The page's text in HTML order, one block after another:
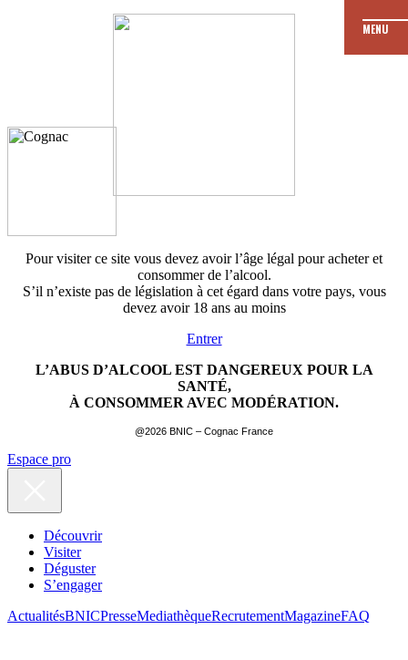
Pour visiter ce site vous devez avoir l’âge légal pour acheter et
consommer de l’alcool.
S’il n’existe pas de législation à cet égard dans votre pays, vous
devez avoir 18 ans au moins
Entrer
L’ABUS D’ALCOOL EST DANGEREUX POUR LA
SANTÉ,
À CONSOMMER AVEC MODÉRATION.
@2026 BNIC – Cognac France
MENU
Espace pro
Découvrir
Visiter
Déguster
S’engager
ActualitésBNICPresseMediathèqueRecrutementMagazineFAQ